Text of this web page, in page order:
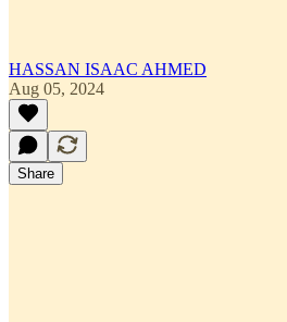
HASSAN ISAAC AHMED
Aug 05, 2024
Share